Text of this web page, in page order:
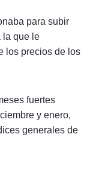
para subir
la que le
los precios de los
fuertes
y enero,
generales de